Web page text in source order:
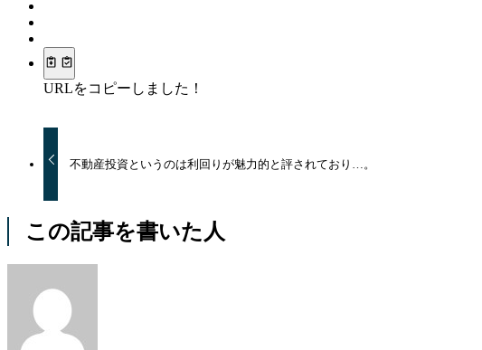
URLをコピーしました！
不動産投資というのは利回りが魅力的と評されており…。
この記事を書いた人